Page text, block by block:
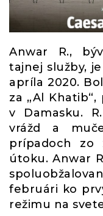
Anwar R.,
tajnej služby,
apríla 2020.
za „Al
v Damasku.
vrážd a
prípadoch zo
útoku. Anwar
februári ko
režimu na